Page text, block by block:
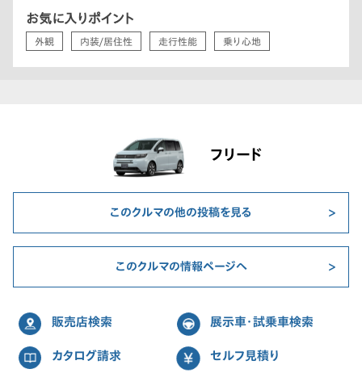
お気に入りポイント
外観 内装/居住性 走行性能 乗り心地
フリード
このクルマの他の投稿を見る
このクルマの情報ページへ
販売店検索 展示車・試乗車検索
カタログ請求 セルフ見積り